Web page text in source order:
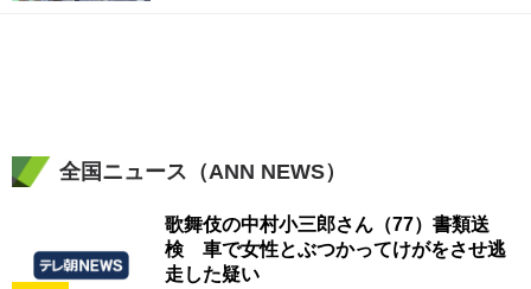
全国ニュース（ANN NEWS）
歌舞伎の中村小三郎さん（77）書類送
検 車で女性とぶつかってけがをさせ逃
走した疑い